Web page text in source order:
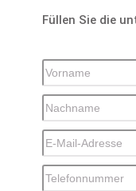
Füllen Sie die